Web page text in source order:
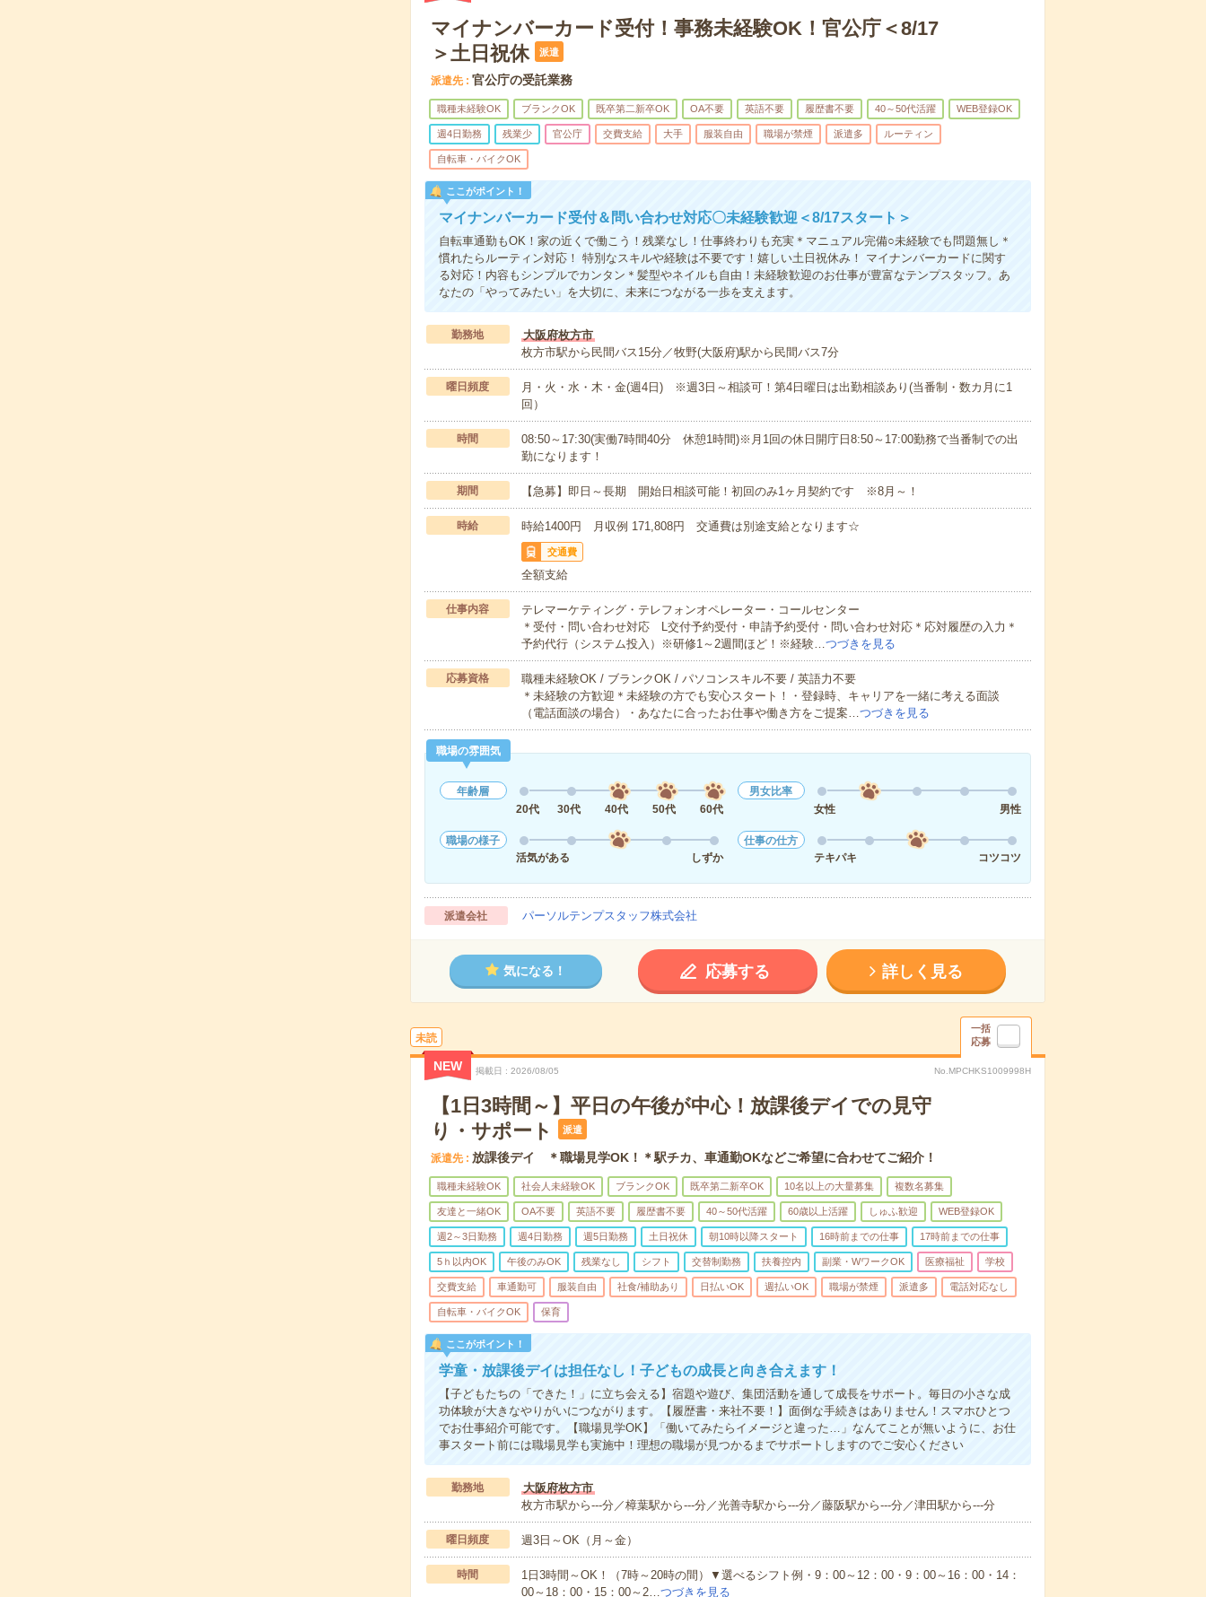
マイナンバーカード受付！事務未経験OK！官公庁＜8/17
＞土日祝休
派遣
派遣先 官公庁の受託業務
職種未経験OK ブランクOK 既卒第二新卒OK OA不要 英語不要 履歴書不要 40～50代活躍 WEB登録OK
週4日勤務 残業少 官公庁 交費支給 大手 服装自由 職場が禁煙 派遣多 ルーティン
自転車・バイクOK
ここがポイント！
マイナンバーカード受付＆問い合わせ対応〇未経験歓迎＜8/17スタート＞
自転車通勤もOK！家の近くで働こう！残業なし！仕事終わりも充実＊マニュアル完備○未経験でも問題無し＊
慣れたらルーティン対応！ 特別なスキルや経験は不要です！嬉しい土日祝休み！ マイナンバーカードに関す
る対応！内容もシンプルでカンタン＊髪型やネイルも自由！未経験歓迎のお仕事が豊富なテンプスタッフ。あ
なたの「やってみたい」を大切に、未来につながる一歩を支えます。
勤務地
大阪府枚方市
枚方市駅から民間バス15分／牧野(大阪府)駅から民間バス7分
曜日頻度
月・火・水・木・金(週4日) ※週3日～相談可！第4日曜日は出勤相談あり(当番制・数カ月に1
回）
時間
08:50～17:30(実働7時間40分 休憩1時間)※月1回の休日開庁日8:50～17:00勤務で当番制での出
勤になります！
期間 【急募】即日～長期 開始日相談可能！初回のみ1ヶ月契約です ※8月～！
時給 時給1400円 月収例 171,808円 交通費は別途支給となります☆
交通費
全額支給
仕事内容
テレマーケティング・テレフォンオペレーター・コールセンター
＊受付・問い合わせ対応 L交付予約受付・申請予約受付・問い合わせ対応＊応対履歴の入力＊
予約代行（システム投入）※研修1～2週間ほど！※経験…つづきを見る
応募資格
職種未経験OK / ブランクOK / パソコンスキル不要 / 英語力不要
＊未経験の方歓迎＊未経験の方でも安心スタート！・登録時、キャリアを一緒に考える面談
（電話面談の場合）・あなたに合ったお仕事や働き方をご提案…つづきを見る
職場の雰囲気
年齢層
20代
30代 40代 50代 60代
男女比率
女性
男性
職場の様子
活気がある
しずか
仕事の仕方
テキパキ
コツコツ
派遣会社 パーソルテンプスタッフ株式会社
気になる！ 応募する 詳しく見る
未読
一括
応募
NEW 掲載日 2026/08/05 No.MPCHKS1009998H
【1日3時間～】平日の午後が中心！放課後デイでの見守
り・サポート
派遣
派遣先 放課後デイ ＊職場見学OK！＊駅チカ、車通勤OKなどご希望に合わせてご紹介！
職種未経験OK 社会人未経験OK ブランクOK 既卒第二新卒OK 10名以上の大量募集 複数名募集
友達と一緒OK OA不要 英語不要 履歴書不要 40～50代活躍 60歳以上活躍 しゅふ歓迎 WEB登録OK
週2～3日勤務 週4日勤務 週5日勤務 土日祝休 朝10時以降スタート 16時前までの仕事 17時前までの仕事
5ｈ以内OK 午後のみOK 残業なし シフト 交替制勤務 扶養控内 副業・WワークOK 医療福祉 学校
交費支給 車通勤可 服装自由 社食/補助あり 日払いOK 週払いOK 職場が禁煙 派遣多 電話対応なし
自転車・バイクOK 保育
ここがポイント！
学童・放課後デイは担任なし！子どもの成長と向き合えます！
【子どもたちの「できた！」に立ち会える】宿題や遊び、集団活動を通して成長をサポート。毎日の小さな成
功体験が大きなやりがいにつながります。【履歴書・来社不要！】面倒な手続きはありません！スマホひとつ
でお仕事紹介可能です。【職場見学OK】「働いてみたらイメージと違った…」なんてことが無いように、お仕
事スタート前には職場見学も実施中！理想の職場が見つかるまでサポートしますのでご安心ください
勤務地
大阪府枚方市
枚方市駅から---分／樟葉駅から---分／光善寺駅から---分／藤阪駅から---分／津田駅から---分
曜日頻度 週3日～OK（月～金）
時間
1日3時間～OK！（7時～20時の間）▼選べるシフト例・9：00～12：00・9：00～16：00・14：
00～18：00・15：00～2…つづきを見る